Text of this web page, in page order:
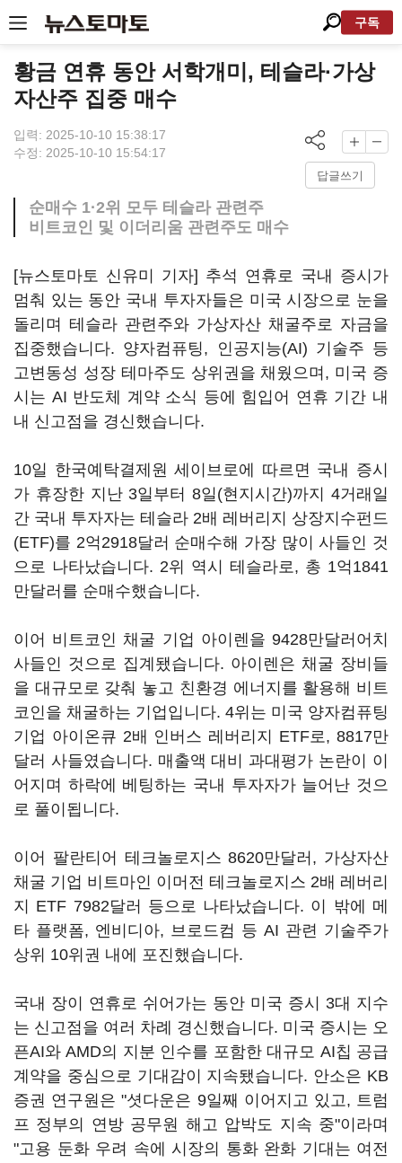
구독
황금 연휴 동안 서학개미, 테슬라·가상
자산주 집중 매수
입력: 2025-10-10 15:38:17
수정: 2025-10-10 15:54:17
답글쓰기
순매수 1·2위 모두 테슬라 관련주
비트코인 및 이더리움 관련주도 매수
[뉴스토마토 신유미 기자] 추석 연휴로 국내 증시가
멈춰 있는 동안 국내 투자자들은 미국 시장으로 눈을
돌리며 테슬라 관련주와 가상자산 채굴주로 자금을
집중했습니다. 양자컴퓨팅, 인공지능(AI) 기술주 등
고변동성 성장 테마주도 상위권을 채웠으며, 미국 증
시는 AI 반도체 계약 소식 등에 힘입어 연휴 기간 내
내 신고점을 경신했습니다.
10일 한국예탁결제원 세이브로에 따르면 국내 증시
가 휴장한 지난 3일부터 8일(현지시간)까지 4거래일
간 국내 투자자는 테슬라 2배 레버리지 상장지수펀드
(ETF)를 2억2918달러 순매수해 가장 많이 사들인 것
으로 나타났습니다. 2위 역시 테슬라로, 총 1억1841
만달러를 순매수했습니다.
이어 비트코인 채굴 기업 아이렌을 9428만달러어치
사들인 것으로 집계됐습니다. 아이렌은 채굴 장비들
을 대규모로 갖춰 놓고 친환경 에너지를 활용해 비트
코인을 채굴하는 기업입니다. 4위는 미국 양자컴퓨팅
기업 아이온큐 2배 인버스 레버리지 ETF로, 8817만
달러 사들였습니다. 매출액 대비 과대평가 논란이 이
어지며 하락에 베팅하는 국내 투자자가 늘어난 것으
로 풀이됩니다.
이어 팔란티어 테크놀로지스 8620만달러, 가상자산
채굴 기업 비트마인 이머전 테크놀로지스 2배 레버리
지 ETF 7982달러 등으로 나타났습니다. 이 밖에 메
타 플랫폼, 엔비디아, 브로드컴 등 AI 관련 기술주가
상위 10위권 내에 포진했습니다.
국내 장이 연휴로 쉬어가는 동안 미국 증시 3대 지수
는 신고점을 여러 차례 경신했습니다. 미국 증시는 오
픈AI와 AMD의 지분 인수를 포함한 대규모 AI칩 공급
계약을 중심으로 기대감이 지속됐습니다. 안소은 KB
증권 연구원은 "셧다운은 9일째 이어지고 있고, 트럼
프 정부의 연방 공무원 해고 압박도 지속 중"이라며
"고용 둔화 우려 속에 시장의 통화 완화 기대는 여전